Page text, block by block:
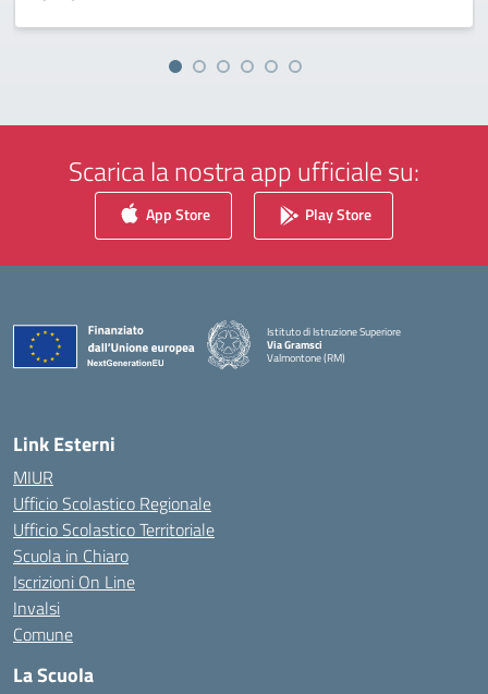
Scarica la nostra app ufficiale su:
App Store Play Store
Istituto di Istruzione Superiore
Via Gramsci
Valmontone (RM)
Link Esterni
MIUR
Ufficio Scolastico Regionale
Ufficio Scolastico Territoriale
Scuola in Chiaro
Iscrizioni On Line
Invalsi
Comune
La Scuola